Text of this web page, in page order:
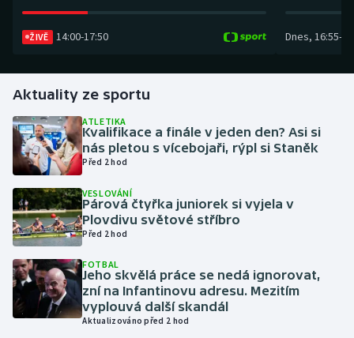
Golf
Gymnastika
Házená
Jezdectví
Judo
Krasobruslení
ŽIVĚ 14:00-17:50 Dnes, 16:55-
Aktuality ze sportu
ATLETIKA
Kvalifikace a finále v jeden den? Asi si
nás pletou s vícebojaři, rýpl si Staněk
Před 2 hod
VESLOVÁNÍ
Párová čtyřka juniorek si vyjela v
Plovdivu světové stříbro
Před 2 hod
FOTBAL
Jeho skvělá práce se nedá ignorovat,
zní na Infantinovu adresu. Mezitím
vyplouvá další skandál
Aktualizováno před 2 hod